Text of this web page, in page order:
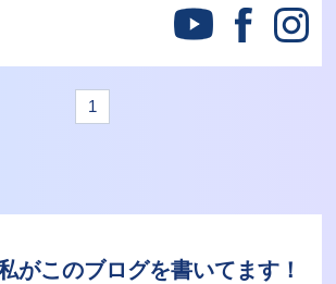
1
がこのブログを書いてます！